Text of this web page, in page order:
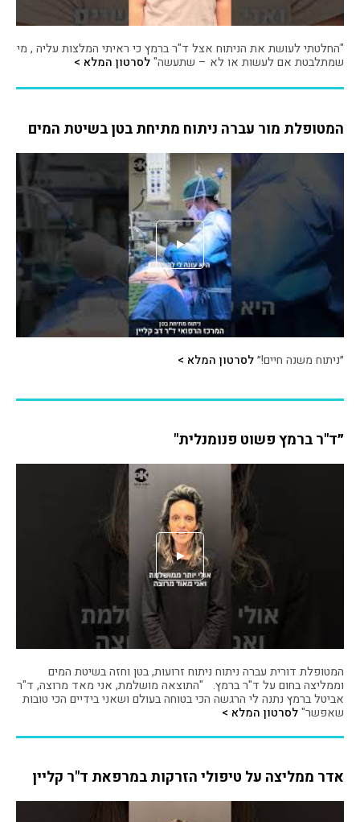
"החלטתי לעושת את הניתוח אצל ד"ר ברמץ כי ראיתי המלצות עליה , מי
שמתלבטת אם לעשות או לא – שתעשה"לסרטון המלא >
המטופלת מור עברה ניתוח מתיחת בטן בשיטת המים
״ניתוח משנה חיים!״לסרטון המלא >
״ד"ר ברמץ פשוט פנומנלית"
המטופלת דורית עברה ניתוח ניתוח זרועות, בטן וחזה בשיטת המים
וממליצה בחום על ד"ר ברמץ. "התוצאה מושלמת, אני מאד מרוצה, ד"ר
אביטל ברמץ נתנה לי הרגשה הכי בטוחה בעולם ושאני בידיים הכי טובות
שאפשר"לסרטון המלא >
אדר ממליצה על טיפולי הזרקות במרפאת ד"ר קליין